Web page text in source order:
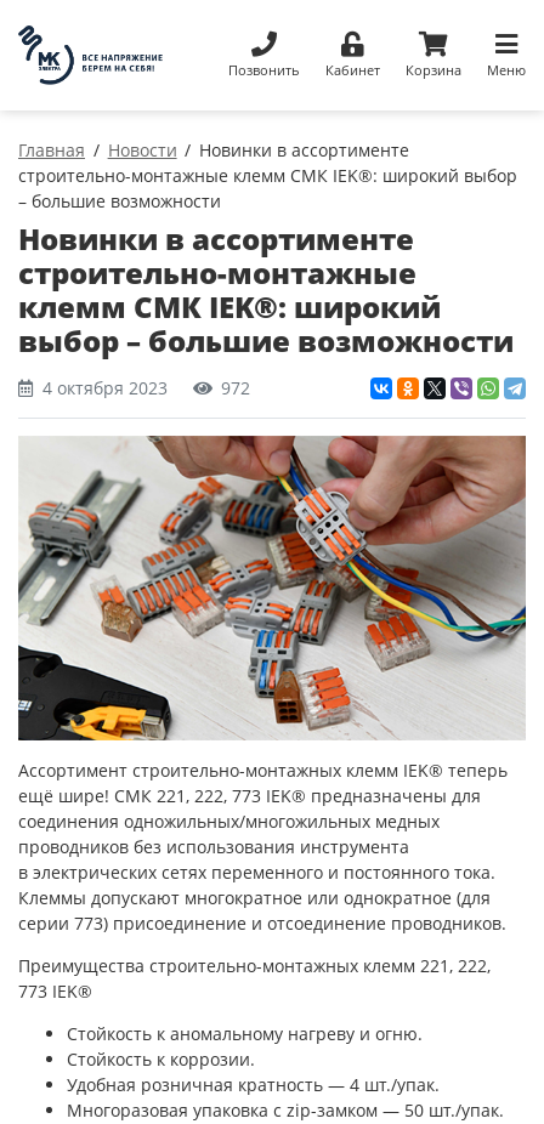
Позвонить Кабинет Корзина Меню
Главная Новости
Новинки в ассортименте
строительно-монтажные клемм СМК IEK®: широкий выбор
– большие возможности
Новинки в ассортименте
строительно-монтажные
клемм СМК IEK®: широкий
выбор – большие возможности
4 октября 2023 972
Ассортимент строительно-монтажных клемм IEK® теперь
ещё шире! СМК 221, 222, 773 IEK® предназначены для
соединения одножильных/многожильных медных
проводников без использования инструмента
в электрических сетях переменного и постоянного тока.
Клеммы допускают многократное или однократное (для
серии 773) присоединение и отсоединение проводников.
Преимущества строительно-монтажных клемм 221, 222,
773 IEK®
Стойкость к аномальному нагреву и огню.
Стойкость к коррозии.
Удобная розничная кратность — 4 шт./упак.
Многоразовая упаковка с zip-замком — 50 шт./упак.